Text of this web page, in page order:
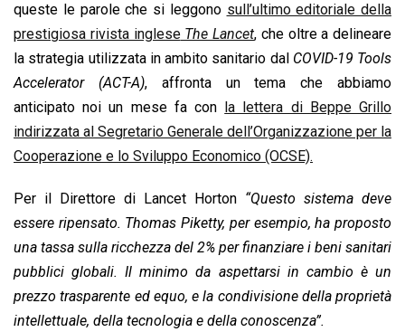
k
p
n
k
queste le parole che si leggono sull’ultimo editoriale della
prestigiosa rivista ingleseThe Lancet, che oltre a delineare
la strategia utilizzata in ambito sanitario dal COVID-19 Tools
Accelerator (ACT-A), affronta un tema che abbiamo
anticipato noi un mese fa con la lettera di Beppe Grillo
indirizzata al Segretario Generale dell’Organizzazione per la
Cooperazione e lo Sviluppo Economico (OCSE).
Per il Direttore di Lancet Horton “Questo sistema deve
essere ripensato. Thomas Piketty, per esempio, ha proposto
una tassa sulla ricchezza del 2% per finanziare i beni sanitari
pubblici globali. Il minimo da aspettarsi in cambio è un
prezzo trasparente ed equo, e la condivisione della proprietà
intellettuale, della tecnologia e della conoscenza”.